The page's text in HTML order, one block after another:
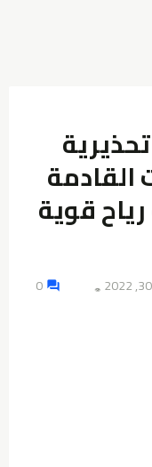
القادمة
قوية
👁️
0